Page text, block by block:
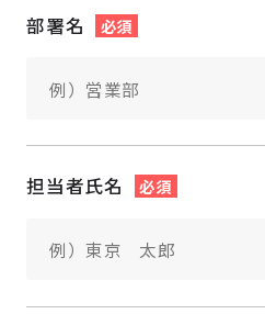
部署名 必須
担当者氏名 必須